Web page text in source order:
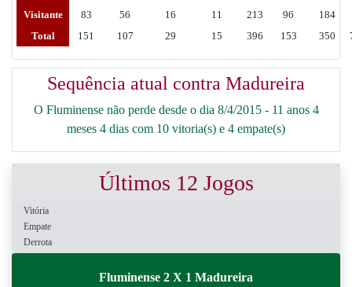
Visitante
83 56 16 11 213 96
184
Total
151 107 29 15 396 153 350
Sequência atual contra Madureira
O Fluminense não perde desde o dia 8/4/2015 - 11 anos 4
meses 4 dias com 10 vitoria(s) e 4 empate(s)
Últimos 12 Jogos
Vitória
Empate
Derrota
Fluminense 2 X 1 Madureira